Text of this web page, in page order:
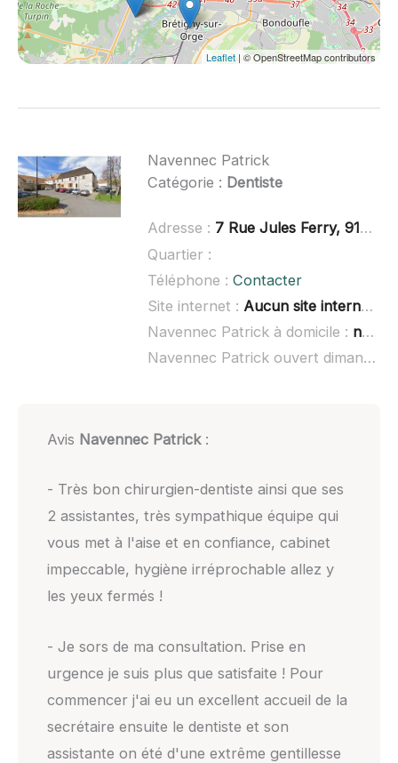
Leaflet | © OpenStreetMap contributors
Navennec Patrick
Catégorie : Dentiste
Adresse : 7 Rue Jules Ferry, 91310 Leuville-sur-Orge
Quartier :
Téléphone : Contacter
Site internet : Aucun site internet connu
Navennec Patrick à domicile : non renseigné
Navennec Patrick ouvert dimanche :
Avis Navennec Patrick:
- Très bon chirurgien-dentiste ainsi que ses
2 assistantes, très sympathique équipe qui
vous met à l'aise et en confiance, cabinet
impeccable, hygiène irréprochable allez y
les yeux fermés !
- Je sors de ma consultation. Prise en
urgence je suis plus que satisfaite ! Pour
commencer j'ai eu un excellent accueil de la
secrétaire ensuite le dentiste et son
assistante on été d'une extrême gentillesse